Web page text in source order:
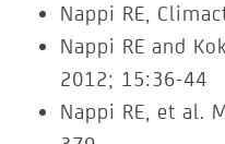
Nappi RE,
Nappi RE and
2012; 15:36-44
Nappi RE, et al.